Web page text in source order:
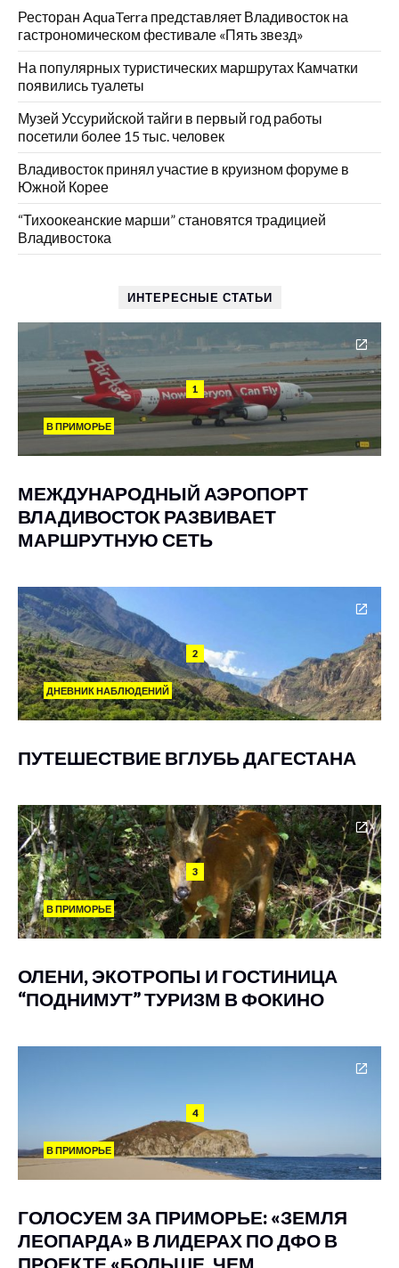
Ресторан AquaTerra представляет Владивосток на
гастрономическом фестивале «Пять звезд»
На популярных туристических маршрутах Камчатки
появились туалеты
Музей Уссурийской тайги в первый год работы
посетили более 15 тыс. человек
Владивосток принял участие в круизном форуме в
Южной Корее
“Тихоокеанские марши” становятся традицией
Владивостока
ИНТЕРЕСНЫЕ СТАТЬИ
1
В ПРИМОРЬЕ
МЕЖДУНАРОДНЫЙ АЭРОПОРТ
ВЛАДИВОСТОК РАЗВИВАЕТ
МАРШРУТНУЮ СЕТЬ
2
ДНЕВНИК НАБЛЮДЕНИЙ
ПУТЕШЕСТВИЕ ВГЛУБЬ ДАГЕСТАНА
3
В ПРИМОРЬЕ
ОЛЕНИ, ЭКОТРОПЫ И ГОСТИНИЦА
“ПОДНИМУТ” ТУРИЗМ В ФОКИНО
4
В ПРИМОРЬЕ
ГОЛОСУЕМ ЗА ПРИМОРЬЕ: «ЗЕМЛЯ
ЛЕОПАРДА» В ЛИДЕРАХ ПО ДФО В
ПРОЕКТЕ «БОЛЬШЕ, ЧЕМ